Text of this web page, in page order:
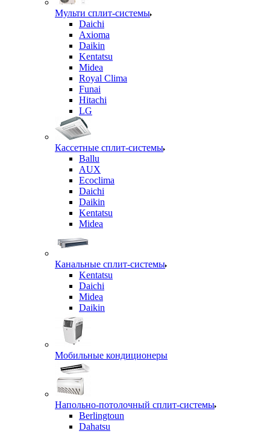
Мульти сплит-системы
Daichi
Axioma
Daikin
Kentatsu
Midea
Royal Clima
Funai
Hitachi
LG
Кассетные сплит-системы
Ballu
AUX
Ecoclima
Daichi
Daikin
Kentatsu
Midea
Канальные сплит-системы
Kentatsu
Daichi
Midea
Daikin
Мобильные кондиционеры
Напольно-потолочный сплит-системы
Berlingtoun
Dahatsu